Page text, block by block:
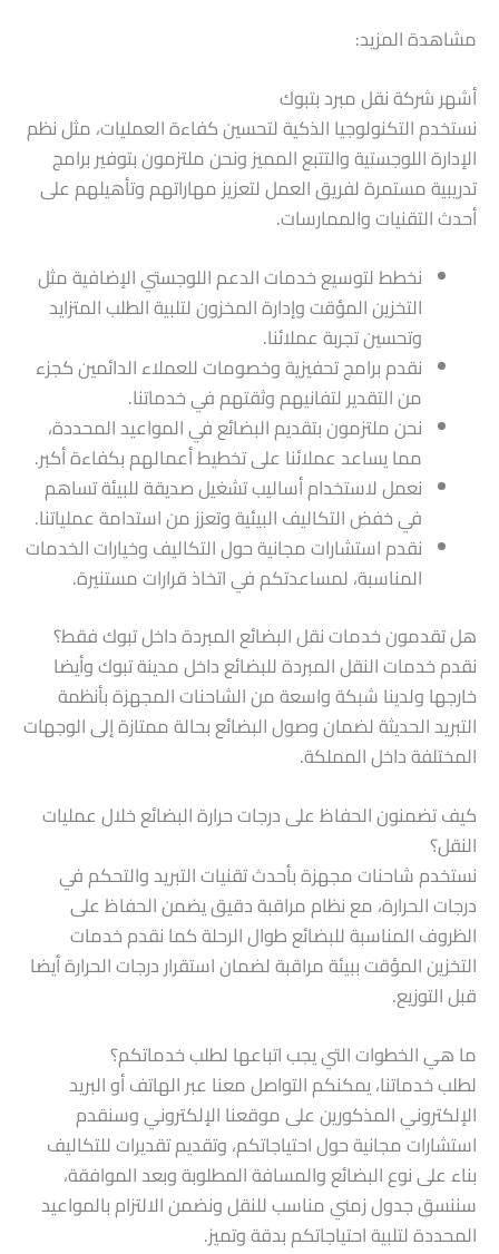
مشاهدة المزيد:
أشهر شركة نقل مبرد بتبوك
نستخدم التكنولوجيا الذكية لتحسين كفاءة العمليات، مثل نظم
الإدارة اللوجستية والتتبع المميز ونحن ملتزمون بتوفير برامج
تدريبية مستمرة لفريق العمل لتعزيز مهاراتهم وتأهيلهم على
أحدث التقنيات والممارسات.
نخطط لتوسيع خدمات الدعم اللوجستي الإضافية مثل
التخزين المؤقت وإدارة المخزون لتلبية الطلب المتزايد
وتحسين تجربة عملائنا.
نقدم برامج تحفيزية وخصومات للعملاء الدائمين كجزء
من التقدير لتفانيهم وثقتهم في خدماتنا.
نحن ملتزمون بتقديم البضائع في المواعيد المحددة،
مما يساعد عملائنا على تخطيط أعمالهم بكفاءة أكبر.
نعمل لاستخدام أساليب تشغيل صديقة للبيئة تساهم
في خفض التكاليف البيئية وتعزز من استدامة عملياتنا.
نقدم استشارات مجانية حول التكاليف وخيارات الخدمات
المناسبة، لمساعدتكم في اتخاذ قرارات مستنيرة.
هل تقدمون خدمات نقل البضائع المبردة داخل تبوك فقط؟
نقدم خدمات النقل المبردة للبضائع داخل مدينة تبوك وأيضا
خارجها ولدينا شبكة واسعة من الشاحنات المجهزة بأنظمة
التبريد الحديثة لضمان وصول البضائع بحالة ممتازة إلى الوجهات
المختلفة داخل المملكة.
كيف تضمنون الحفاظ على درجات حرارة البضائع خلال عمليات
النقل؟
نستخدم شاحنات مجهزة بأحدث تقنيات التبريد والتحكم في
درجات الحرارة، مع نظام مراقبة دقيق يضمن الحفاظ على
الظروف المناسبة للبضائع طوال الرحلة كما نقدم خدمات
التخزين المؤقت ببيئة مراقبة لضمان استقرار درجات الحرارة أيضا
قبل التوزيع.
ما هي الخطوات التي يجب اتباعها لطلب خدماتكم؟
لطلب خدماتنا، يمكنكم التواصل معنا عبر الهاتف أو البريد
الإلكتروني المذكورين على موقعنا الإلكتروني وسنقدم
استشارات مجانية حول احتياجاتكم، وتقديم تقديرات للتكاليف
بناء على نوع البضائع والمسافة المطلوبة وبعد الموافقة،
سننسق جدول زمني مناسب للنقل ونضمن الالتزام بالمواعيد
المحددة لتلبية احتياجاتكم بدقة وتميز.